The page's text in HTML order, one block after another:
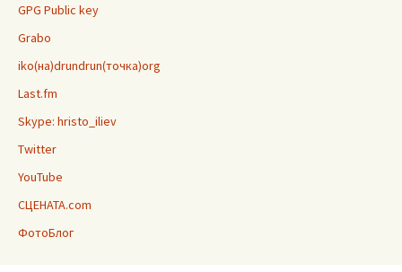
GPG Public key
Grabo
iko(на)drundrun(точка)org
Last.fm
Skype: hristo_iliev
Twitter
YouTube
СЦЕНАТА.com
ФотоБлог